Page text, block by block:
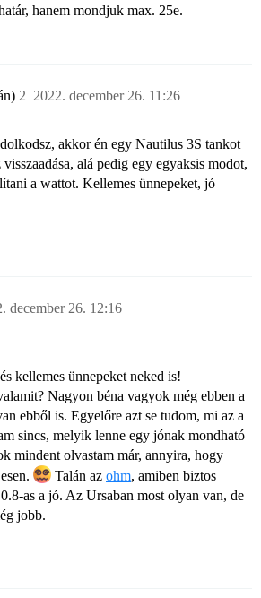
hanem mondjuk max. 25e.
2022. december 26. 11:26
2
akkor én egy Nautilus 3S tankot
alá pedig egy egyaksis modot,
a wattot. Kellemes ünnepeket, jó
december 26. 12:16
kellemes ünnepeket neked is!
Nagyon béna vagyok még ebben a
ebből is. Egyelőre azt se tudom, mi az a
sincs, melyik lenne egy jónak mondható
mindent olvastam már, annyira, hogy
Talán az ohm, amiben biztos
as a jó. Az Ursaban most olyan van, de
jobb.